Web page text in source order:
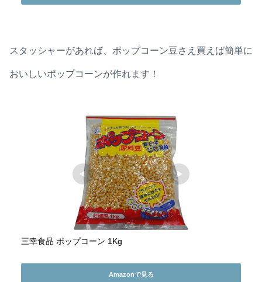
スタッシャーがあれば、ポップコーン豆さえ買えば簡単に
おいしいポップコーンが作れます！
三幸食品 ポップコーン 1Kg
Amazonで見る